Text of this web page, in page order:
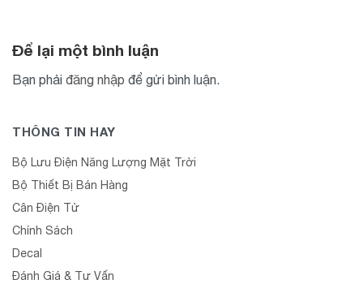
Để lại một bình luận
Bạn phải đăng nhập để gửi bình luận.
THÔNG TIN HAY
Bộ Lưu Điện Năng Lượng Mặt Trời
Bộ Thiết Bị Bán Hàng
Cân Điện Tử
Chính Sách
Decal
Đánh Giá & Tư Vấn